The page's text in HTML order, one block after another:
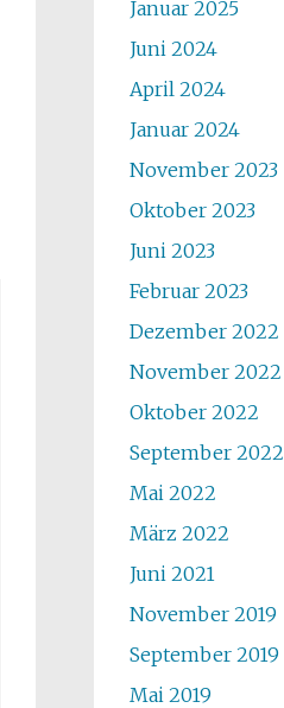
Januar 2025
Juni 2024
April 2024
Januar 2024
November 2023
Oktober 2023
Juni 2023
Februar 2023
Dezember 2022
November 2022
Oktober 2022
September 2022
Mai 2022
März 2022
Juni 2021
November 2019
September 2019
Mai 2019